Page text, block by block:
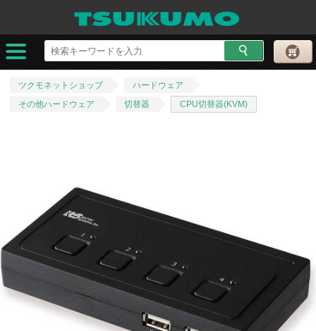
ツクモネットショップ
ハードウェア
その他ハードウェア
切替器 CPU切替器(KVM)